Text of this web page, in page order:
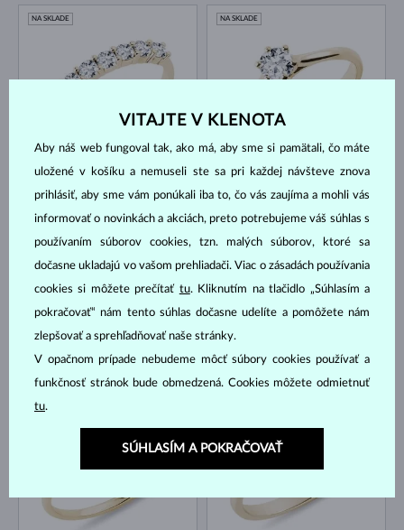
ŽLTÉ ZLATO
DIAMANT
NA SKLADE
2 387 €
ŽLTÉ ZLATO
DIAMANT
NA SKLADE
1 909 €
ŽLTÉ ZLATO
DIAMANT
779 €
ŽLTÉ ZLATO
DIAMANT
1 387 €
VITAJTE V KLENOTA
Aby náš web fungoval tak, ako má, aby sme si pamätali, čo máte
uložené v košíku a nemuseli ste sa pri každej návšteve znova
prihlásiť, aby sme vám ponúkali iba to, čo vás zaujíma a mohli vás
informovať o novinkách a akciách, preto potrebujeme váš súhlas s
používaním súborov cookies, tzn. malých súborov, ktoré sa
dočasne ukladajú vo vašom prehliadači. Viac o zásadách používania
cookies si môžete prečítať tu. Kliknutím na tlačidlo „Súhlasím a
pokračovať“ nám tento súhlas dočasne udelíte a pomôžete nám
zlepšovať a sprehľadňovať naše stránky.
V opačnom prípade nebudeme môcť súbory cookies používať a
funkčnosť stránok bude obmedzená. Cookies môžete odmietnuť
tu.
SÚHLASÍM A POKRAČOVAŤ